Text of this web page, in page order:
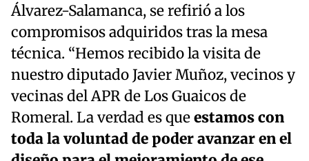
Álvarez-Salamanca, se refirió a los
compromisos adquiridos tras la mesa
técnica. “Hemos recibido la visita de
nuestro diputado Javier Muñoz, vecinos y
vecinas del APR de Los Guaicos de
Romeral. La verdad es queestamos con
toda la voluntad de poder avanzar en el